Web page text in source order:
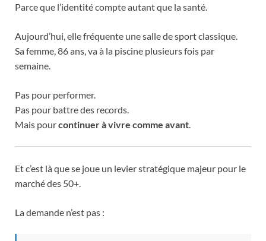
Parce que l’identité compte autant que la santé.
Aujourd’hui, elle fréquente une salle de sport classique.
Sa femme, 86 ans, va à la piscine plusieurs fois par
semaine.
Pas pour performer.
Pas pour battre des records.
Mais pourcontinuer à vivre comme avant
Et c’est là que se joue un levier stratégique majeur pour le
marché des 50+.
La demande n’est pas :